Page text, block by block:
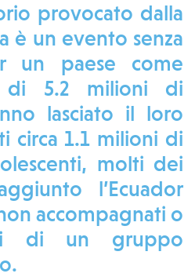
provocato dalla
è un evento senza
un paese come
di 5.2 milioni di
lasciato il loro
circa 1.1 milioni di
molti dei
l’Ecuador
accompagnati o
di un gruppo